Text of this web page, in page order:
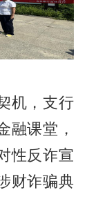
机，支行
融课堂，
性反诈宣
财诈骗典